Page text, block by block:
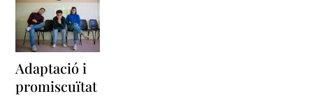
Adaptació i
promiscuïtat